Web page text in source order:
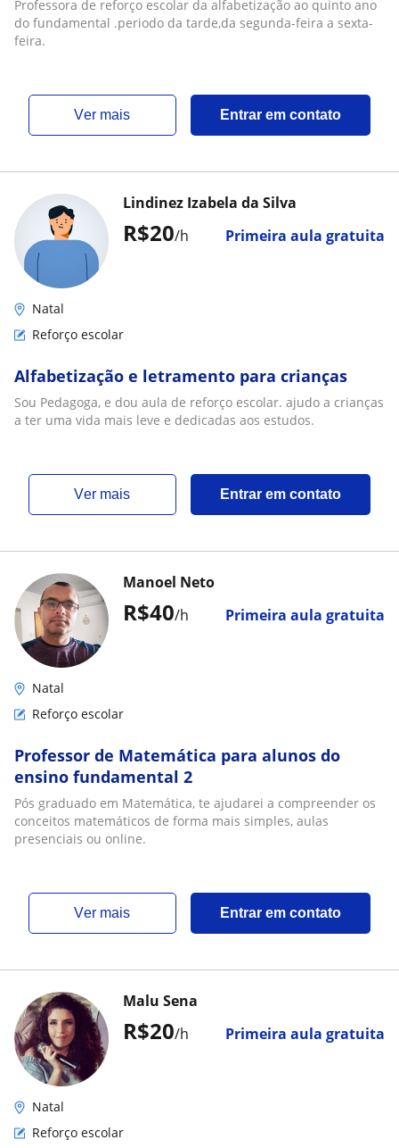
feira
Professora de reforço escolar da alfabetização ao quinto ano
do fundamental .periodo da tarde,da segunda-feira a sexta-
feira.
ver mais Entrar em contato
R$20/h Primeira aula gratuita
Lindinez Izabela da Silva
Natal
Reforço escolar
Alfabetização e letramento para crianças
Sou Pedagoga, e dou aula de reforço escolar. ajudo a crianças
a ter uma vida mais leve e dedicadas aos estudos.
ver mais Entrar em contato
R$40/h Primeira aula gratuita
Manoel Neto
Natal
Reforço escolar
Professor de Matemática para alunos do
ensino fundamental 2
Pós graduado em Matemática, te ajudarei a compreender os
conceitos matemáticos de forma mais simples, aulas
presenciais ou online.
ver mais Entrar em contato
R$20/h Primeira aula gratuita
Malu Sena
Natal
Reforço escolar